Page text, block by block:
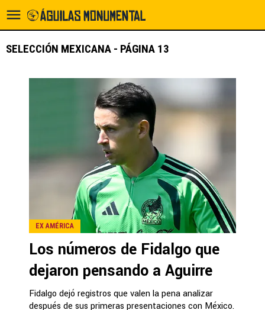
SELECCIÓN MEXICANA - PÁGINA 13
EX AMÉRICA
Los números de Fidalgo que
dejaron pensando a Aguirre
Fidalgo dejó registros que valen la pena analizar
después de sus primeras presentaciones con México.